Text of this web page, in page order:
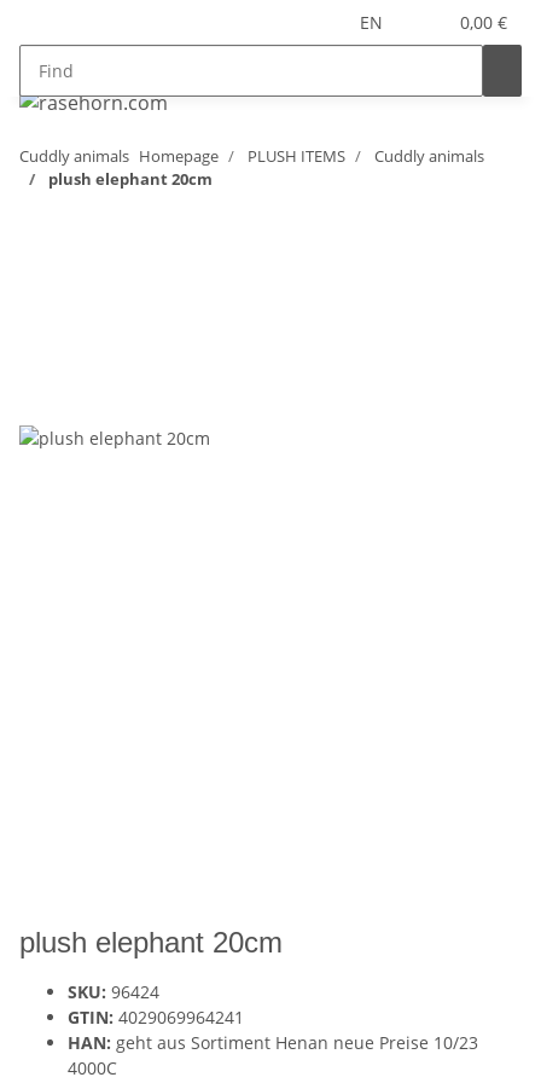
EN 0,00 €
Cuddly animals Homepage PLUSH ITEMS
Cuddly animals
plush elephant 20cm
plush elephant 20cm
SKU: 96424
GTIN: 4029069964241
HAN: geht aus Sortiment Henan neue Preise 10/23
4000C